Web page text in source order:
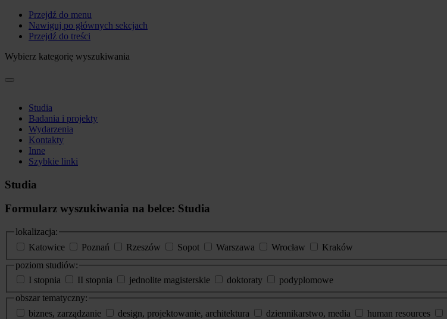
Przejdź do menu
Nawiguj po głównych sekcjach
Przejdź do treści
Wybierz kategorię wyszukiwania
Studia
Badania i projekty
Wydarzenia
Kontakty
Inne
Szybkie linki
Studia
Formularz wyszukiwania na belce: Studia
lokalizacja:
Katowice
Poznań Rzeszów Sopot Warszawa Wrocław
Kraków
poziom studiów:
I stopnia
II stopnia jednolite magisterskie doktoraty
podyplomowe
obszar tematyczny:
biznes, zarządzanie
design, projektowanie, architektura dziennikarstwo, media human resources